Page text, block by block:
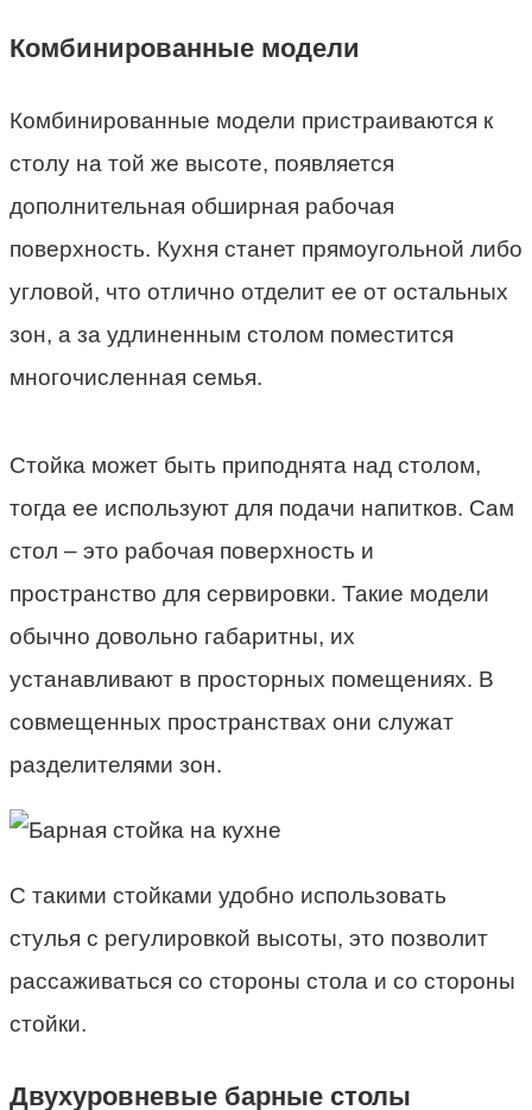
Комбинированные модели
Комбинированные модели пристраиваются к
столу на той же высоте, появляется
дополнительная обширная рабочая
поверхность. Кухня станет прямоугольной либо
угловой, что отлично отделит ее от остальных
зон, а за удлиненным столом поместится
многочисленная семья.
Стойка может быть приподнята над столом,
тогда ее используют для подачи напитков. Сам
стол – это рабочая поверхность и
пространство для сервировки. Такие модели
обычно довольно габаритны, их
устанавливают в просторных помещениях. В
совмещенных пространствах они служат
разделителями зон.
С такими стойками удобно использовать
стулья с регулировкой высоты, это позволит
рассаживаться со стороны стола и со стороны
стойки.
Двухуровневые барные столы